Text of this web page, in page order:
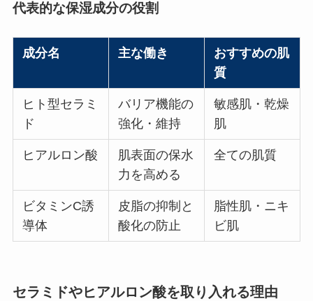
代表的な保湿成分の役割
成分名 主な働き
おすすめの肌
質
ヒト型セラミ
ド
バリア機能の
強化・維持
敏感肌・乾燥
肌
ヒアルロン酸
肌表面の保水
力を高める
全ての肌質
ビタミンC誘
導体
皮脂の抑制と
酸化の防止
脂性肌・ニキ
ビ肌
セラミドやヒアルロン酸を取り入れる理由